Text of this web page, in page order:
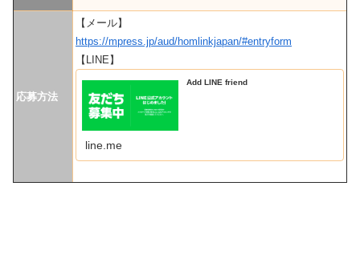
応募方法
【メール】
https://mpress.jp/aud/homlinkjapan/#entryform
【LINE】
Add LINE friend
line.me